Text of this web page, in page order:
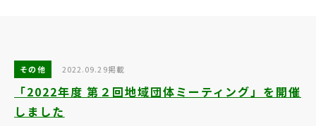
その他 2022.09.29掲載
「2022年度 第２回地域団体ミーティング」を開催
しました